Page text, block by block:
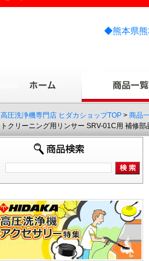
◆熊本県熊
高圧洗浄機専門店 ヒダカショップTOP > 商品
トクリーニング用リンサー SRV-01C用 補修部